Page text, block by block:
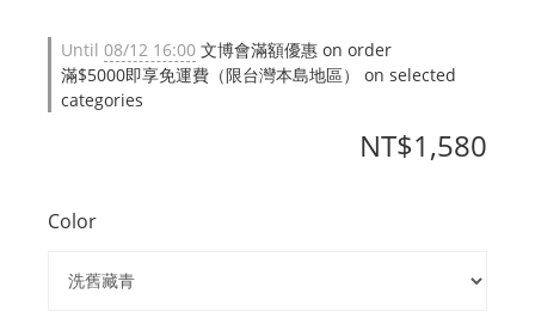
Until 08/12 16:00 文博會滿額優惠 on order
滿$5000即享免運費（限台灣本島地區） on selected
categories
NT$1,580
Color